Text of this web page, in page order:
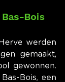
Bois
werden
gemaakt,
gewonnen.
Bois, een